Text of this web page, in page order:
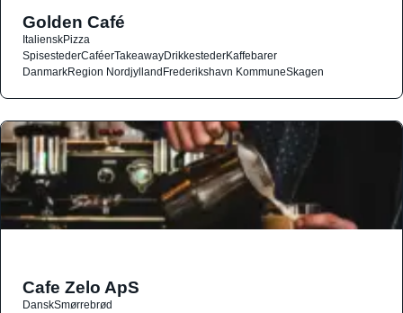
Golden Café
ItalienskPizza
SpisestederCaféerTakeawayDrikkestederKaffebarer
DanmarkRegion NordjyllandFrederikshavn KommuneSkagen
Cafe Zelo ApS
DanskSmørrebrød